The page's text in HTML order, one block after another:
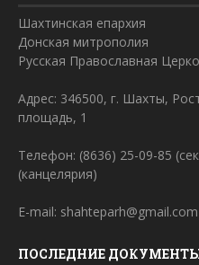
Шахтинская епархия
Донская митрополия
Русская Православная
Адрес: 346500, г. Шахты,
площадь, 1
Телефон: (8636) 25-09-85
(канцелярия)
E-mail: shahteparh@gmail.com
ПОСЛЕДНИЕ